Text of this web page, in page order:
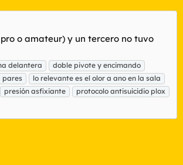
o amateur) y un tercero no tuvo
delantera
doble pivote y encimando
pares
lo relevante es el olor a ano en la sala
presión asfixiante
protocolo antisuicidio plox